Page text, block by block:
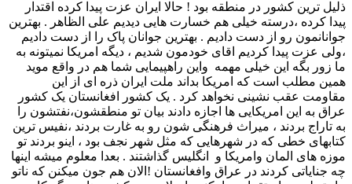
ذلیل ترین کشور در منطقه بود ! حالا ایران عزت پیدا کرده اقتدار
پیدا کرده ،درسته خیلی هم خسارت هایی دیدیم علی الظاهر . بهترین
جوانانمون رو از دست دادیم . بهترین جوانان پاک را از دست دادیم
،ولی عزت پیدا کردیم اقای خودمون شدیم ، دیگه امریکا نمیتونه به
ما زور بگه این خیلی مهمه واین راهپیمایی شما هم در واقع موید
همین مطلب است که امریکا بداند ملت ایران ذره ای از این
مقاومت عقب نشینی نخواهد کرد . یک کشور افغانستان یک کشور
عراق به این امریکایی ها اجازه دادند بیان تو منطقشون،نفتشون را
به تاراج بردند ، میراث فرهنگی شون رو به غارت بردند ،نفیس ترین
کتابهای خطی که در شهرهایی که مثل شهر نجف بود ، اینو بردند تو
موزه های المان وامریکا و انگلیس گذاشتند . بعدا معلوم میشه اینها
چه جنایاتی کردند در عراق وافغانستان !الان هم جون میکنن که ناتو